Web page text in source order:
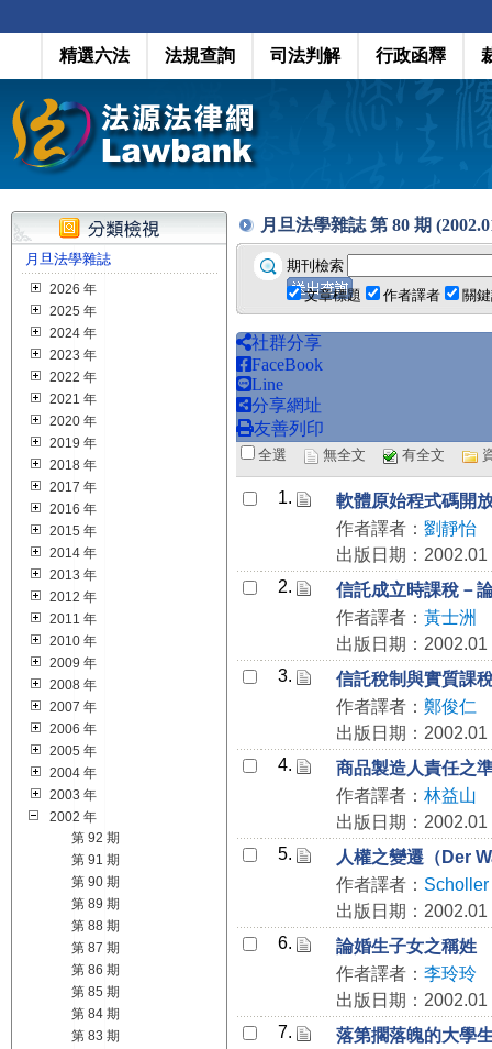
精選六法 法規查詢 司法判解 行政函釋
月旦法學雜誌
2026 年
2025 年
2024 年
2023 年
2022 年
2021 年
2020 年
2019 年
2018 年
2017 年
2016 年
2015 年
2014 年
2013 年
2012 年
2011 年
2010 年
2009 年
2008 年
2007 年
2006 年
2005 年
2004 年
2003 年
2002 年
第 92 期
第 91 期
第 90 期
第 89 期
第 88 期
第 87 期
第 86 期
第 85 期
第 84 期
第 83 期
月旦法學雜誌 第 80 期
期刊檢索
文章標題
作者譯者 關
社群分享
FaceBook
Line
分享網址
友善列印
全選 無全文 有全文
1.
軟體原始程式碼開
作者譯者： 劉靜怡
出版日期：2002.01
2.
信託成立時課稅－
作者譯者： 黃士洲
出版日期：2002.01
3.
信託稅制與實質課
作者譯者： 鄭俊仁
出版日期：2002.01
4.
商品製造人責任之
作者譯者： 林益山
出版日期：2002.01
5.
人權之變遷（Der
作者譯者：
出版日期：2002.01
6.
論婚生子女之稱姓
作者譯者： 李玲玲
出版日期：2002.01
7.
落第擱落魄的大學